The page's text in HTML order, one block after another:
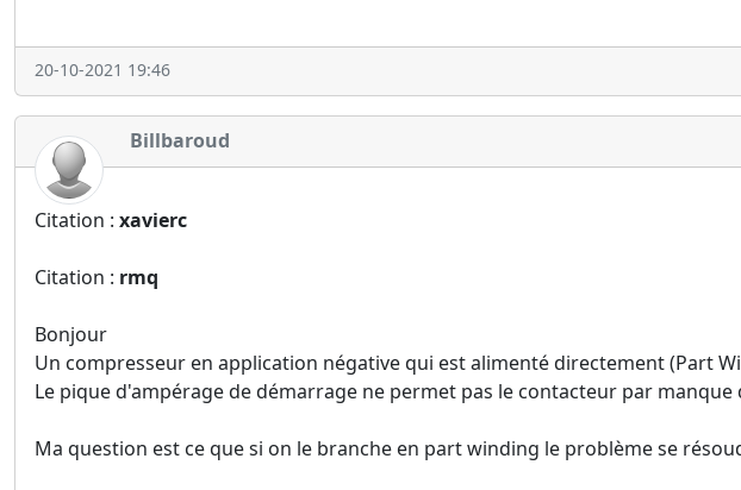
20-10-2021 19:46
Billbaroud
Citation : xavierc
Citation : rmq
Bonjour
Un compresseur en application négative qui est alimenté directement (Part
Le pique d'ampérage de démarrage ne permet pas le contacteur par manque
Ma question est ce que si on le branche en part winding le problème se